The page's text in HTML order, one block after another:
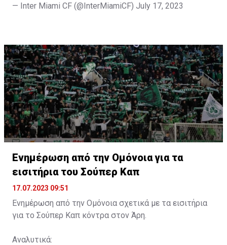
— Inter Miami CF (@InterMiamiCF) July 17, 2023
Ενημέρωση από την Ομόνοια για τα
εισιτήρια του Σούπερ Καπ
17.07.2023 09:51
Ενημέρωση από την Ομόνοια σχετικά με τα εισιτήρια
για το Σούπερ Καπ κόντρα στον Άρη.
Αναλυτικά: